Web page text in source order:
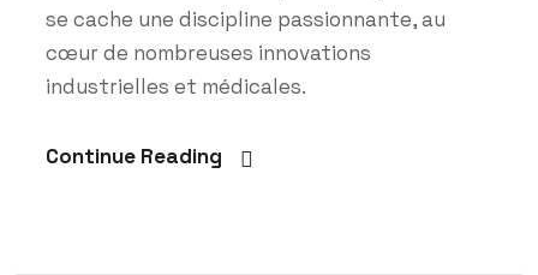
se cache une discipline passionnante, au
cœur de nombreuses innovations
industrielles et médicales.
Continue Reading